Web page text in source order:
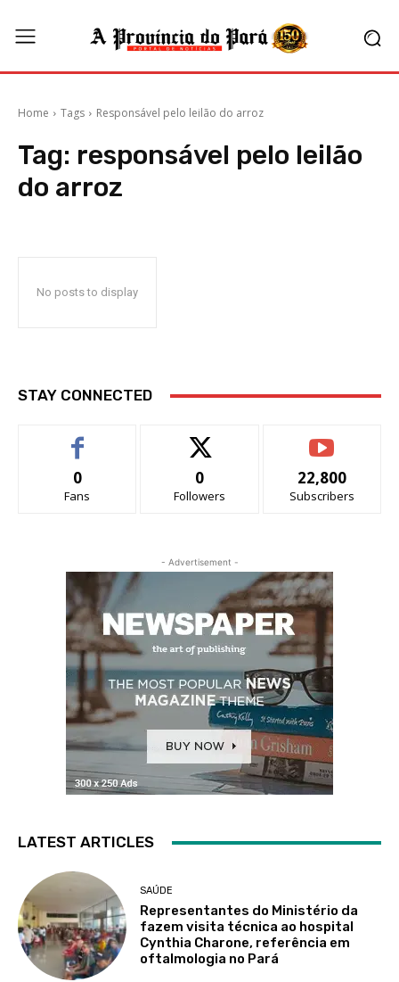
Home Tags Responsável pelo leilão do arroz
Tag: responsável pelo leilão
do arroz
No posts to display
STAY CONNECTED
0
Fans
0
Followers
22,800
Subscribers
- Advertisement -
LATEST ARTICLES
SAÚDE
Representantes do Ministério da
fazem visita técnica ao hospital
Cynthia Charone, referência em
oftalmologia no Pará